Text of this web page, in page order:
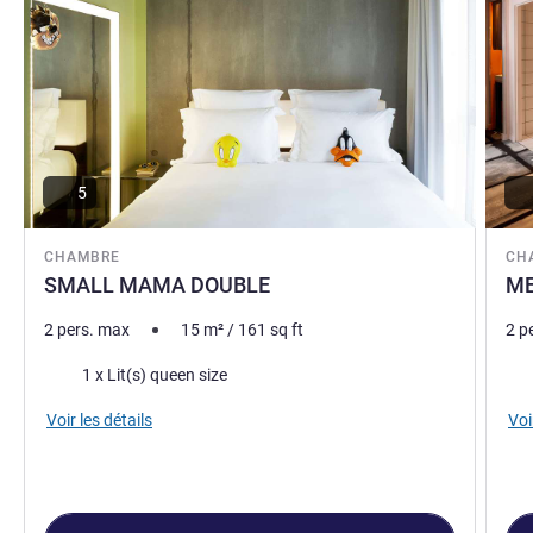
CHAMBRE
SMALL MAMA DOUBLE
5
2 pers. max 15 m²/ 161 sq ft
Literie1 x Lit(s) queen size
Voir les détails
2